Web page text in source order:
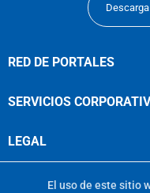
RED DE PORTALES
SERVICIOS
LEGAL
El uso de este sitio